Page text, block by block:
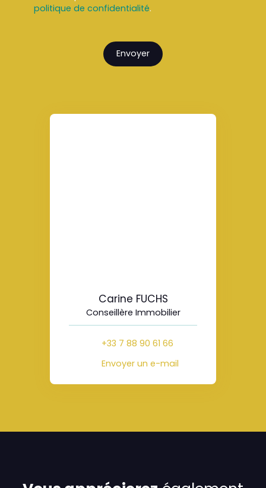
politique de confidentialité.
Envoyer
Carine FUCHS
Conseillère Immobilier
+33 7 88 90 61 66
Envoyer un e-mail